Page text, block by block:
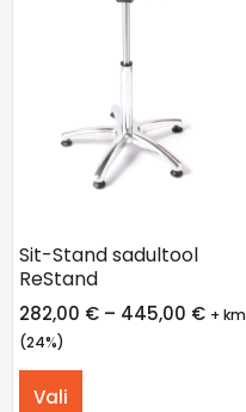
Sit-Stand sadultool
ReStand
282,00 € – 445,00 € + km
(24%)
Vali